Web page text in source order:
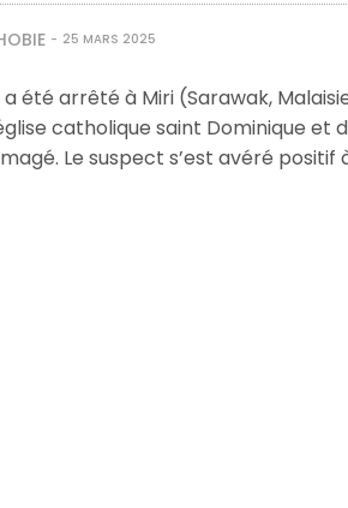
25 MARS 2025
été arrêté à Miri (Sarawak,
catholique saint Dominique et
Le suspect s’est avéré